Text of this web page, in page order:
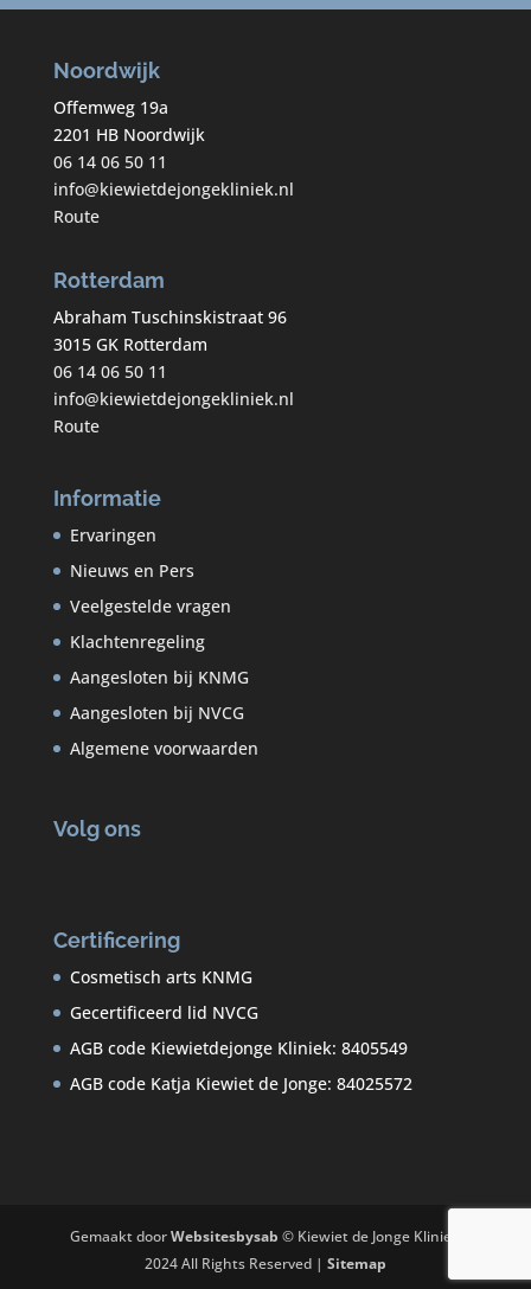
Noordwijk
Offemweg 19a
2201 HB Noordwijk
06 14 06 50 11
info@kiewietdejongekliniek.nl
Route
Rotterdam
Abraham Tuschinskistraat 96
3015 GK Rotterdam
06 14 06 50 11
info@kiewietdejongekliniek.nl
Route
Informatie
Ervaringen
Nieuws en Pers
Veelgestelde vragen
Klachtenregeling
Aangesloten bij KNMG
Aangesloten bij NVCG
Algemene voorwaarden
Volg ons
Certificering
Cosmetisch arts KNMG
Gecertificeerd lid NVCG
AGB code Kiewietdejonge Kliniek: 8405549
AGB code Katja Kiewiet de Jonge: 84025572
Gemaakt doorWebsitesbysab © Kiewiet de Jonge Kliniek
2024 All Rights Reserved | Sitemap